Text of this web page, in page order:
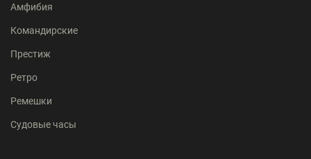
Амфибия
Командирские
Престиж
Ретро
Ремешки
Судовые часы